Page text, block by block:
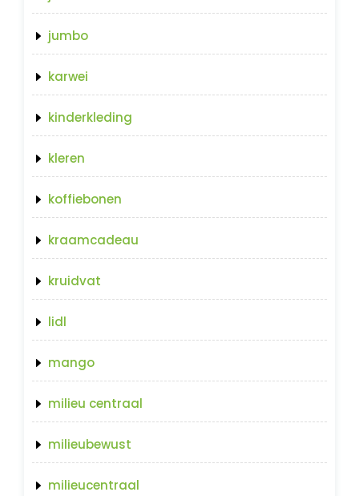
jumbo
karwei
kinderkleding
kleren
koffiebonen
kraamcadeau
kruidvat
lidl
mango
milieu centraal
milieubewust
milieucentraal